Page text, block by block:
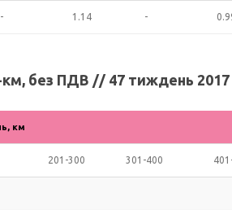
- 1.14 -
км, без ПДВ // 47 тиждень
км
201-300 301-400